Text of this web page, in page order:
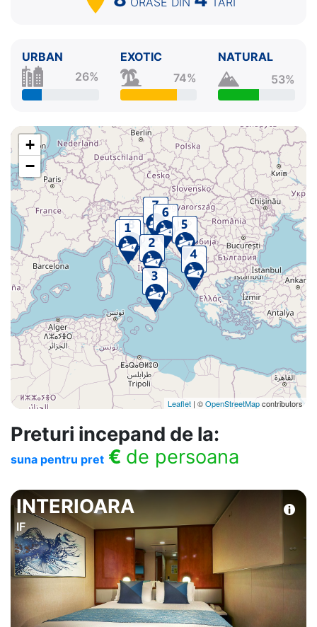
URBAN
26%
EXOTIC
74%
NATURAL
53%
+
−
Leaflet | ©OpenStreetMapcontributors
Preturi incepand de la:
suna pentru pret € de persoana
INTERIOARA
IF